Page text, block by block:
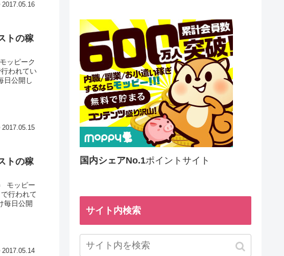
2017.05.16
トの稼
ッピーク
われてい
日公開し
2017.05.15
トの稼
モッピー
行われて
毎日公開
2017.05.14
国内シェアNo.1ポイントサイト
サイト内検索